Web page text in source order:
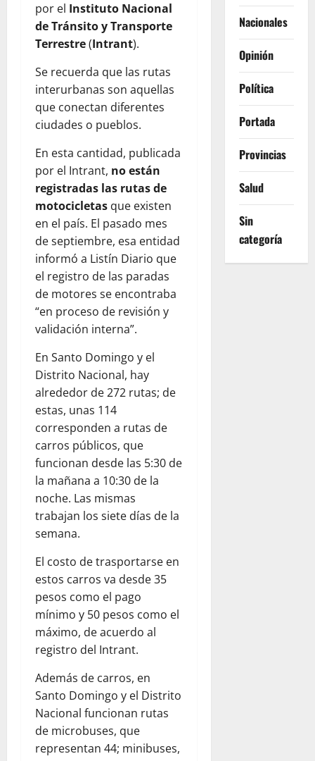
por el Instituto Nacional
de Tránsito y Transporte
Terrestre(Intrant).
Se recuerda que las rutas
interurbanas son aquellas
que conectan diferentes
ciudades o pueblos.
En esta cantidad, publicada
por el Intrant, no están
registradas las rutas de
motocicletas que existen
en el país. El pasado mes
de septiembre, esa entidad
informó a Listín Diario que
el registro de las paradas
de motores se encontraba
“en proceso de revisión y
validación interna”.
En Santo Domingo y el
Distrito Nacional, hay
alrededor de 272 rutas; de
estas, unas 114
corresponden a rutas de
carros públicos, que
funcionan desde las 5:30 de
la mañana a 10:30 de la
noche. Las mismas
trabajan los siete días de la
semana.
El costo de trasportarse en
estos carros va desde 35
pesos como el pago
mínimo y 50 pesos como el
máximo, de acuerdo al
registro del Intrant.
Además de carros, en
Santo Domingo y el Distrito
Nacional funcionan rutas
de microbuses, que
representan 44; minibuses,
Nacionales
Opinión
Política
Portada
Provincias
Salud
Sin
categoría